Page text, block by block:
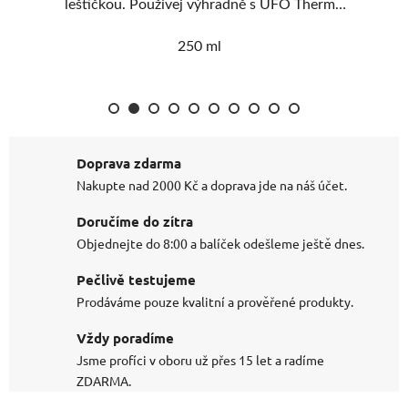
zahřívání rozpadá na menší částice Vhodná
bázi
250 ml
Doprava zdarma
Nakupte nad 2000 Kč a doprava jde na náš účet.
Doručíme do zítra
Objednejte do 8:00 a balíček odešleme ještě dnes.
Pečlivě testujeme
Prodáváme pouze kvalitní a prověřené produkty.
Vždy poradíme
Jsme profíci v oboru už přes 15 let a radíme
ZDARMA.
Co takhle 200 Kč na
první nákup?
ANO NE